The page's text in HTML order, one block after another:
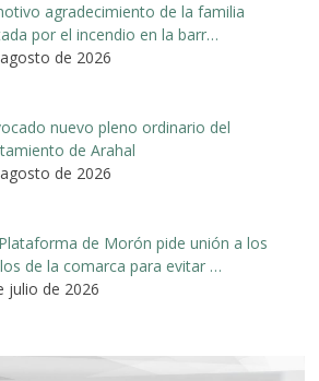
agradecimiento de la familia
por el incendio en la barr…
de 2026
nuevo pleno ordinario del
de Arahal
de 2026
de Morón pide unión a los
de la comarca para evitar …
julio de 2026